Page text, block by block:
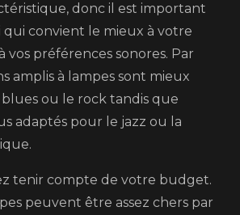
donc il est important
convient le mieux à votre
vos préférences sonores. Par
amplis à lampes sont mieux
ou le rock tandis que
adaptés pour le jazz ou la
tenir compte de votre budget.
peuvent être assez chers par